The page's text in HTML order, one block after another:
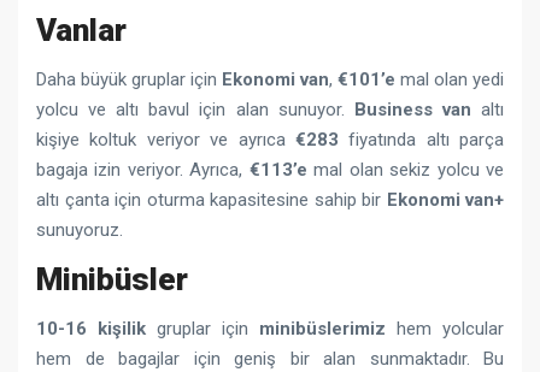
Vanlar
Daha büyük gruplar için Ekonomi van, €101’e mal olan yedi
yolcu ve altı bavul için alan sunuyor. Business van altı
kişiye koltuk veriyor ve ayrıca €283 fiyatında altı parça
bagaja izin veriyor. Ayrıca, €113’e mal olan sekiz yolcu ve
altı çanta için oturma kapasitesine sahip bir Ekonomi van+
sunuyoruz.
Minibüsler
10-16 kişilik gruplar için minibüslerimiz hem yolcular
hem de bagajlar için geniş bir alan sunmaktadır. Bu